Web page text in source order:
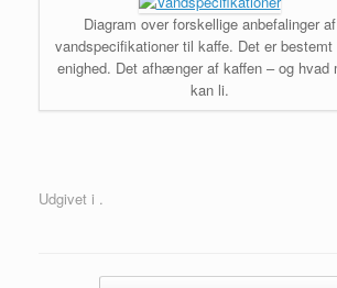
Diagram over forskellige anbefalinger af
vandspecifikationer til kaffe. Det er
enighed. Det afhænger af kaffen – og hvad
kan li.
Udgivet i .